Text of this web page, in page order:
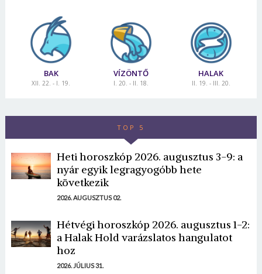
BAK
XII. 22. - I. 19.
VÍZÖNTŐ
I. 20. - II. 18.
HALAK
II. 19. - III. 20.
TOP 5
Heti horoszkóp 2026. augusztus 3-9: a
nyár egyik legragyogóbb hete
következik
2026. AUGUSZTUS 02.
Hétvégi horoszkóp 2026. augusztus 1-2:
a Halak Hold varázslatos hangulatot
hoz
2026. JÚLIUS 31.